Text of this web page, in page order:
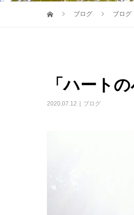
ブログ ブログ
「ハート
2020.07.12 ブログ